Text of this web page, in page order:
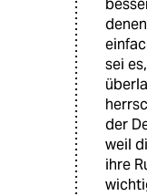
sei
der
weil
ihre